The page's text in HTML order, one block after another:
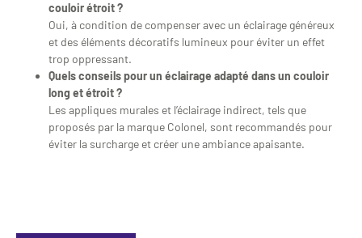
couloir étroit ?
Oui, à condition de compenser avec un éclairage généreux
et des éléments décoratifs lumineux pour éviter un effet
trop oppressant.
Quels conseils pour un éclairage adapté dans un couloir
long et étroit ?
Les appliques murales et l’éclairage indirect, tels que
proposés par la marque Colonel, sont recommandés pour
éviter la surcharge et créer une ambiance apaisante.